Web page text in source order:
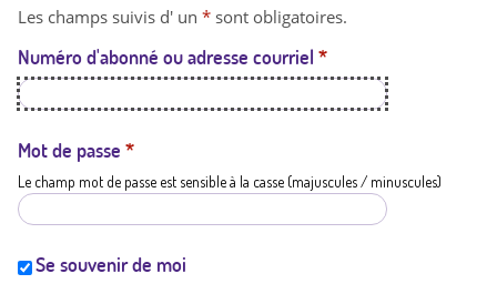
t
a
t
i
Les champs suivis d' un * sont obligatoires.
Numéro d'abonné ou adresse courriel *
Mot de passe *
Le champ mot de passe est sensible à la casse (majuscules / minuscules)
Se souvenir de moi